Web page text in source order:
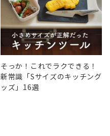
そっか！これでラクできる！
新常識「Sサイズのキッチング
ッズ」16選